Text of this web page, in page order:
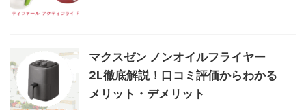
マクスゼン ノンオイルフライヤー
2L徹底解説！口コミ評価からわかる
メリット・デメリット